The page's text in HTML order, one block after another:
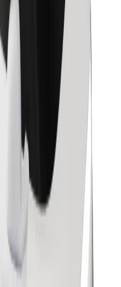
лічені хвилини!
Bolt
Bolt Food